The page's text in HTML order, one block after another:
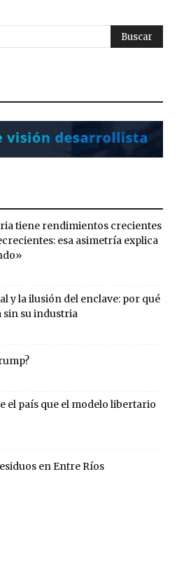
tiene rendimientos crecientes
esa asimetría explica
y la ilusión del enclave: por qué
sin su industria
el país que el modelo libertario
en Entre Ríos